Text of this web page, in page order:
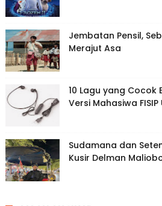
Jembatan Pensil,
Merajut Asa
10 Lagu yang Cocok
Versi Mahasiwa FISIP
Sudamana dan
Kusir Delman